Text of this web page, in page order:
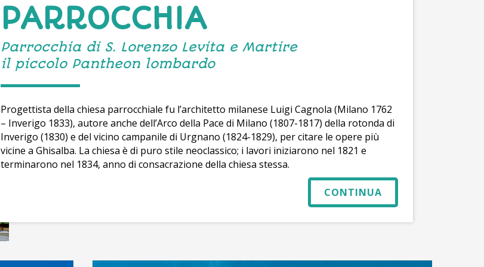
PARROCCHIA
Parrocchia di S. Lorenzo Levita e Martire
il piccolo Pantheon lombardo
Progettista della chiesa parrocchiale fu l’architetto milanese Luigi Cagnola (Milano 1762
– Inverigo 1833), autore anche dell’Arco della Pace di Milano (1807-1817) della rotonda di
Inverigo (1830) e del vicino campanile di Urgnano (1824-1829), per citare le opere più
vicine a Ghisalba. La chiesa è di puro stile neoclassico; i lavori iniziarono nel 1821 e
terminarono nel 1834, anno di consacrazione della chiesa stessa.
CONTINUA